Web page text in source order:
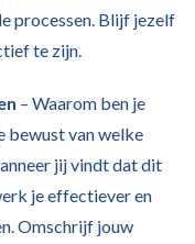
processen. Blijf jezelf
te zijn.
– Waarom ben je
bewust van welke
jij vindt dat dit
je effectiever en
Omschrijf jouw